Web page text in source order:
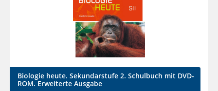
Biologie heute. Sekundarstufe 2. Schulbuch mit DVD-
ROM. Erweiterte Ausgabe